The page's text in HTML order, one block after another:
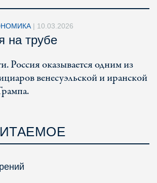
| 10.03.2026
на трубе
Россия оказывается одним из
венесуэльской и иранской